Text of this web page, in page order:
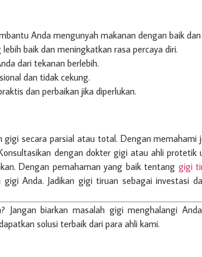
Anda mengunyah makanan dengan baik
baik dan meningkatkan rasa percaya diri.
dari tekanan berlebih.
dan tidak cekung.
dan perbaikan jika diperlukan.
secara parsial atau total. Dengan memahami
dengan dokter gigi atau ahli protetik
Dengan pemahaman yang baik tentang gigi
Anda. Jadikan gigi tiruan sebagai investasi
Jangan biarkan masalah gigi menghalangi
solusi terbaik dari para ahli kami.